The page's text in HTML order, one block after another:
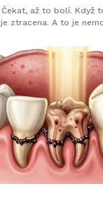
Čekat, až to bolí. Když
ztracena. A to je